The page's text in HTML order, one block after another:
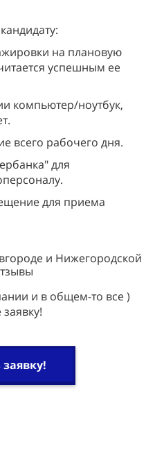
на плановую
успешным ее
компьютер/ноутбук,
всего рабочего дня.
для
для приема
и Нижегородской
и в общем-то все )